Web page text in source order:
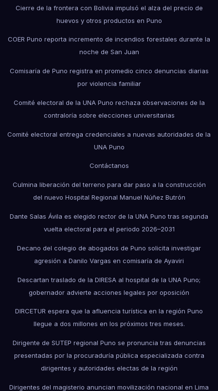
Cierre de la frontera con Bolivia impulsó el alza del precio de
huevos y otros productos en Puno
COER Puno reporta incremento de incendios forestales durante la
noche de San Juan
Comisaría de Puno registra en promedio cinco denuncias diarias
por violencia familiar
Comité electoral de la UNA Puno rechaza observaciones de la
contraloría sobre elecciones universitarias
Comité electoral entrega credenciales a nuevas autoridades de la
UNA Puno
Contáctanos
Culmina liberación del terreno para dar paso a la construcción
del nuevo Hospital Regional Manuel Núñez Butrón
Dante Salas Ávila es elegido rector de la UNA Puno tras segunda
vuelta electoral para el periodo 2026–2031
Decano del colegio de abogados de Puno solicita investigar
agresión a Danilo Vargas en comisaría de Ayaviri
Descartan traslado de la DIRESA al hospital de la UNA Puno;
gobernador advierte acciones legales por oposición
DIRCETUR espera que la afluencia turística en la región Puno
llegue a dos millones en los próximos tres meses.
Dirigente de SUTEP regional Puno se pronuncia tras denuncias
presentadas por la procuraduría pública especializada contra
dirigentes y autoridades electas de la región
Dirigentes del magisterio anuncian movilización nacional en Lima